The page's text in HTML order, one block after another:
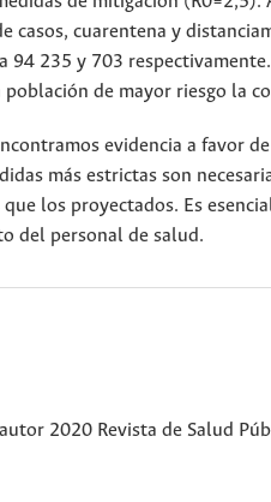
casos, cuarentena y
94 235 y 703
población de mayor riesgo la
evidencia a favor
más estrictas son
los proyectados. Es
del personal de salud.
2020 Revista de Salud